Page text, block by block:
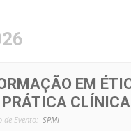
EM
de Evento: SPMI